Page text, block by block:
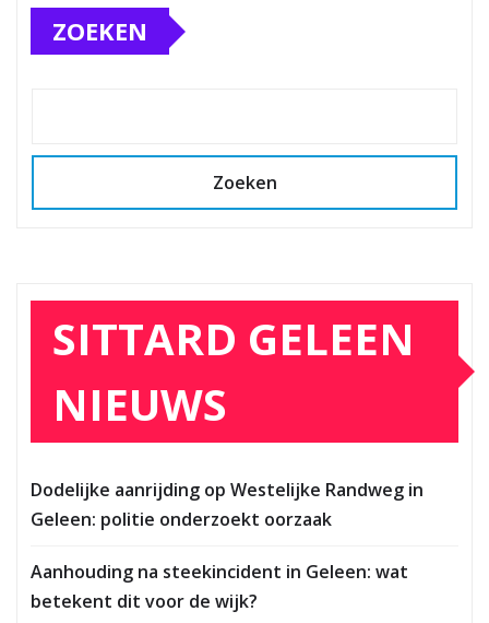
ZOEKEN
Zoeken
SITTARD GELEEN
NIEUWS
Dodelijke aanrijding op Westelijke Randweg in
Geleen: politie onderzoekt oorzaak
Aanhouding na steekincident in Geleen: wat
betekent dit voor de wijk?